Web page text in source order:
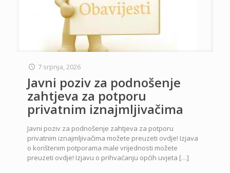
7 srpnja, 2026
Javni poziv za podnošenje
zahtjeva za potporu
privatnim iznajmljivačima
Javni poziv za podnošenje zahtjeva za potporu
privatnim iznajmljivačima možete preuzeti ovdje! Izjava
o korištenim potporama male vrijednosti možete
preuzeti ovdje! Izjavu o prihvaćanju općih uvjeta […]